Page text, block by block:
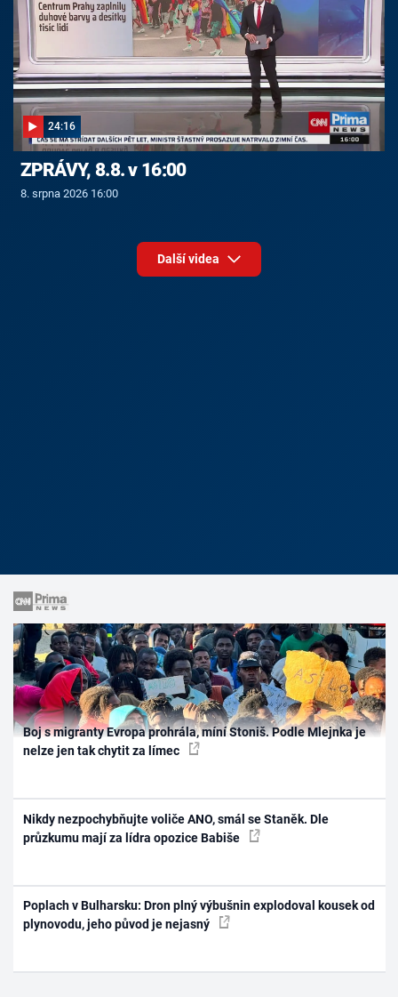
24:16
ZPRÁVY, 8.8. v 16:00
8. srpna 2026 16:00
Další videa
Boj s migranty Evropa prohrála, míní Stoniš. Podle Mlejnka je
nelze jen tak chytit za límec
Nikdy nezpochybňujte voliče ANO, smál se Staněk. Dle
průzkumu mají za lídra opozice Babiše
Poplach v Bulharsku: Dron plný výbušnin explodoval kousek od
plynovodu, jeho původ je nejasný